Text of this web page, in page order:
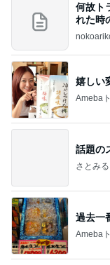
何故ト
れた時
嬉しい
Ameba
話題の
さとみ
過去一
Ameba